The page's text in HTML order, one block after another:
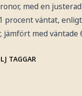
med en
procent väntat,
med väntade
TAGGAR